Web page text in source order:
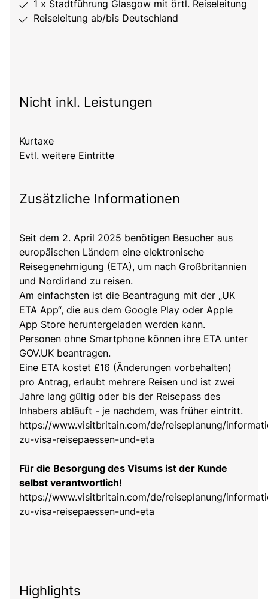
1 x Stadtführung Glasgow mit örtl. Reiseleitung
Reiseleitung ab/bis Deutschland
Nicht inkl. Leistungen
Kurtaxe
Evtl. weitere Eintritte
Zusätzliche Informationen
Seit dem 2. April 2025 benötigen Besucher aus
europäischen Ländern eine elektronische
Reisegenehmigung (ETA), um nach Großbritannien
und Nordirland zu reisen.
Am einfachsten ist die Beantragung mit der „UK
ETA App“, die aus dem Google Play oder Apple
App Store heruntergeladen werden kann.
Personen ohne Smartphone können ihre ETA unter
GOV.UK beantragen.
Eine ETA kostet £16 (Änderungen vorbehalten)
pro Antrag, erlaubt mehrere Reisen und ist zwei
Jahre lang gültig oder bis der Reisepass des
Inhabers abläuft - je nachdem, was früher eintritt.
https://www.visitbritain.com/de/reiseplanung/
zu-visa-reisepaessen-und-eta
Für die Besorgung des Visums ist der Kunde
selbst verantwortlich!
https://www.visitbritain.com/de/reiseplanung/
zu-visa-reisepaessen-und-eta
Highlights